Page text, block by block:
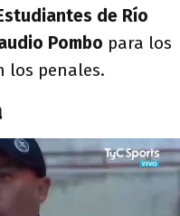
de Río
Pombo para los
los penales.